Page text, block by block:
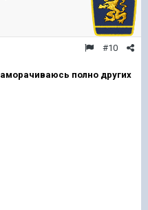
#10
полно других